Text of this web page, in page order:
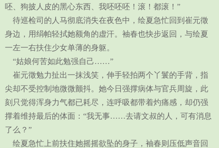
呸、狗披人皮的黑心东西、我呸呸呸！滚！都滚！”
待巡检司的人马彻底消失在夜色中，绘夏急忙回到崔元徵
身边，用绢帕轻拭她额角的虚汗。袖春也快步返回，与绘夏
一左一右扶住少女单薄的身躯。
“姑娘何苦如此勉强自己……”
崔元徵勉力扯出一抹浅笑，伸手轻拍两个丫鬟的手背，指
尖却不受控制地微微颤抖。她今日强撑病体与官兵周旋，此
刻只觉得浑身力气都已耗尽，连呼吸都带着灼痛感，却仍强
撑着维持最后的体面：“我无事……去请文叔的人，可有消息
了么？”
绘夏急忙上前扶住她摇摇欲坠的身子，袖春则压低声音回